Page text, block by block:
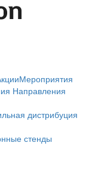
Мероприятия
Направления
дистрибуция
стенды